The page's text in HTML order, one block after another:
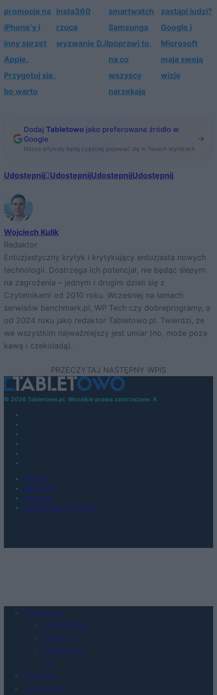
promocja na
iPhone’y i
inny sprzęt
Apple.
Przygotuj się,
bo warto
Insta360
rzuca
wyzwanie DJI
smartwatch
Samsunga
poprawi to,
na co
wszyscy
narzekają
zastąpi ludzi?
Google i
Microsoft
mają swoją
wizję
Dodaj Tabletowo jako preferowane źródło w
Google
Nasze artykuły będą częściej pojawiać się w Twoich wynikach
Udostępnij UdostępnijUdostępnijUdostępnij
Wojciech Kulik
Redaktor
Entuzjastyczny krytyk i krytykujący entuzjasta nowych
technologii. Dostrzega ich potencjał, nie będąc ślepym
na zagrożenia – jednym i drugim dzieli się z
Czytelnikami od 2010 roku. Wcześniej na łamach
serwisów benchmark.pl, WP Tech czy dobreprogramy, a
od 2024 roku jako redaktor Tabletowo.pl. Twierdzi, że
we wszystkim najważniejszy jest umiar (no, może poza
kawą i czekoladą).
© 2026 Tabletowo.pl. Wszelkie prawa zastrzeżone. K
KONTAKT
REDAKCJA
REKLAMA
POLITYKA PRYWATNOŚCI
Urządzenia
SMARTFONY
TABLETY
WEARABLE
TV
Recenzje
Porównania